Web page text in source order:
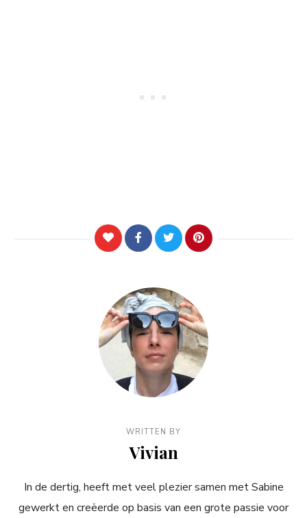
WRITTEN BY
Vivian
In de dertig, heeft met veel plezier samen met Sabine
gewerkt en creëerde op basis van een grote passie voor